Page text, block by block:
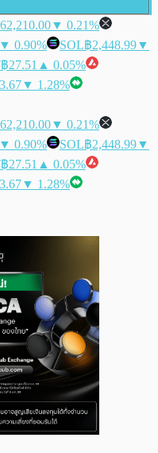
▼ 0.21%
▼ 0.90% SOL฿2,448.99▼
฿27.51 ▲ 0.05%
▼ 1.28%
▼ 0.21%
▼ 0.90% SOL฿2,448.99▼
฿27.51 ▲ 0.05%
▼ 1.28%